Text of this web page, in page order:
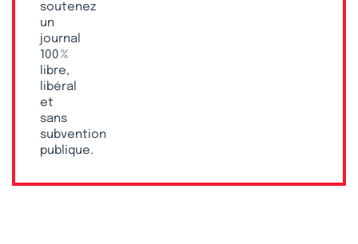
soutenez
un
journal
100 %
libre,
libéral
et
sans
subvention
publique.